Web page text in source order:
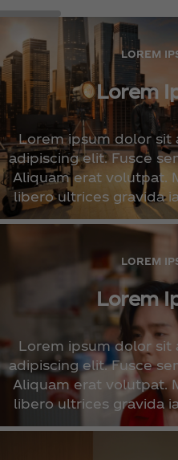
LOREM
Lorem
Lorem ipsum dolor sit
adipiscing elit. Fusce
Aliquam erat volutpat.
libero ultrices gravida
LOREM
Lorem
Lorem ipsum dolor sit
adipiscing elit. Fusce
Aliquam erat volutpat.
libero ultrices gravida